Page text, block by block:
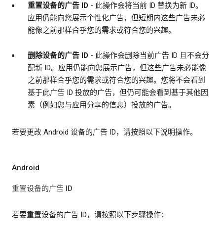
重置设备的广告 ID - 此操作会将当前 ID 替换为新 ID。
应用仍能向您展示个性化广告，但短期内这些广告未必
能像之前那样合乎您的需求或符合您的兴趣。
删除设备的广告 ID - 此操作会删除当前广告 ID 且不会分
配新 ID。应用仍能向您展示广告，但这些广告未必能像
之前那样合乎您的需求或符合您的兴趣。您将不会看到
基于此广告 ID 投放的广告，但仍可能会看到基于其他因
素（例如您与应用分享的信息）投放的广告。
若要更改 Android 设备的广告 ID，请按照以下说明操作。
Android
重置设备的广告 ID
若要重置设备的广告 ID，请按照以下步骤操作：